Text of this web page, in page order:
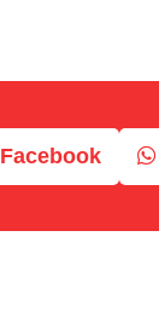
Facebook